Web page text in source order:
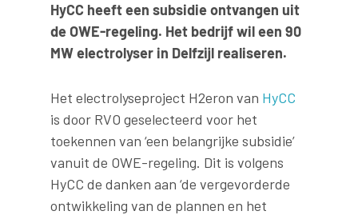
HyCC heeft een subsidie ontvangen uit
de OWE-regeling. Het bedrijf wil een 90
MW electrolyser in Delfzijl realiseren.
Het electrolyseproject H2eron van HyCC
is door RVO geselecteerd voor het
toekennen van ‘een belangrijke subsidie’
vanuit de OWE-regeling. Dit is volgens
HyCC de danken aan ‘de vergevorderde
ontwikkeling van de plannen en het